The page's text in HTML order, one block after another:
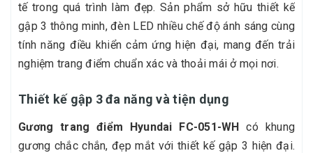
tế trong quá trình làm đẹp. Sản phẩm sở hữu thiết kế
gập 3 thông minh, đèn LED nhiều chế độ ánh sáng cùng
tính năng điều khiển cảm ứng hiện đại, mang đến trải
nghiệm trang điểm chuẩn xác và thoải mái ở mọi nơi.
Thiết kế gập 3 đa năng và tiện dụng
Gương trang điểm Hyundai FC-051-WH có khung
gương chắc chắn, đẹp mắt với thiết kế gập 3 hiện đại.